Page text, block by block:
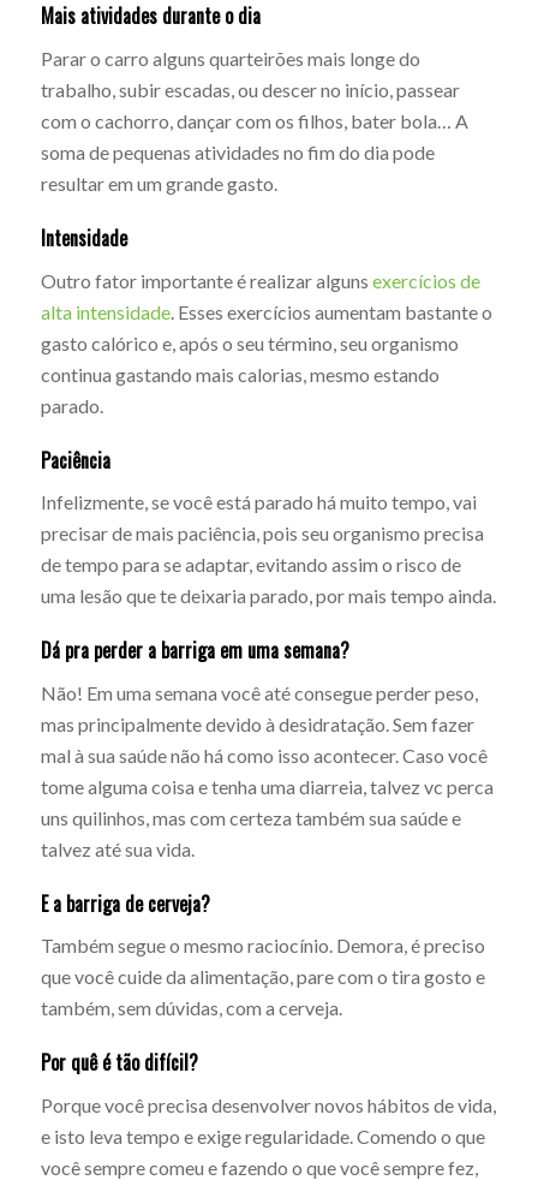
Mais atividades durante o dia
Parar o carro alguns quarteirões mais longe do
trabalho, subir escadas, ou descer no início, passear
com o cachorro, dançar com os filhos, bater bola… A
soma de pequenas atividades no fim do dia pode
resultar em um grande gasto.
Intensidade
Outro fator importante é realizar alguns exercícios de
alta intensidade. Esses exercícios aumentam bastante o
gasto calórico e, após o seu término, seu organismo
continua gastando mais calorias, mesmo estando
parado.
Paciência
Infelizmente, se você está parado há muito tempo, vai
precisar de mais paciência, pois seu organismo precisa
de tempo para se adaptar, evitando assim o risco de
uma lesão que te deixaria parado, por mais tempo ainda.
Dá pra perder a barriga em uma semana?
Não! Em uma semana você até consegue perder peso,
mas principalmente devido à desidratação. Sem fazer
mal à sua saúde não há como isso acontecer. Caso você
tome alguma coisa e tenha uma diarreia, talvez vc perca
uns quilinhos, mas com certeza também sua saúde e
talvez até sua vida.
E a barriga de cerveja?
Também segue o mesmo raciocínio. Demora, é preciso
que você cuide da alimentação, pare com o tira gosto e
também, sem dúvidas, com a cerveja.
Por quê é tão difícil?
Porque você precisa desenvolver novos hábitos de vida,
e isto leva tempo e exige regularidade. Comendo o que
você sempre comeu e fazendo o que você sempre fez,